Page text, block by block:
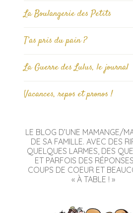
La Boulangerie des Petits
T’as pris du pain ?
La Guerre des Lulus, le journal
Vacances, repos et pronos !
LE BLOG D’UNE MAMANGE/
DE SA FAMILLE. AVEC DES
QUELQUES LARMES, DES
ET PARFOIS DES
COUPS DE COEUR ET
« À TABLE ! »